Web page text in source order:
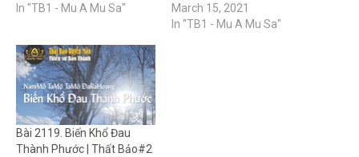
In "TB1 - Mu A Mu Sa"
March 15, 2021
In "TB1 - Mu A Mu Sa"
Bài 2119. Biến Khổ Đau
Thành Phước | Thất Bảo#2